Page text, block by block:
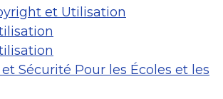
et Utilisation
Sécurité Pour les Écoles et les